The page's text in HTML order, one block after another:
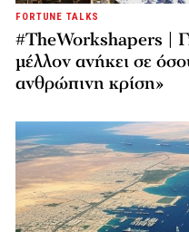
FORTUNE TALKS
#TheWorkshapers |
μέλλον ανήκει σε
ανθρώπινη κρίση»